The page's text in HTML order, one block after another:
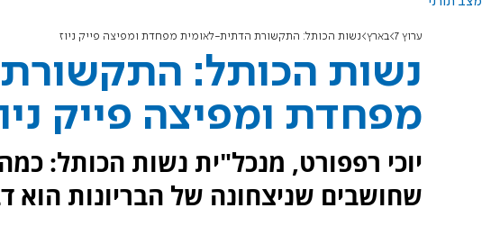
ערוץ 7 בארץ נשות הכותל: התקשורת הדתית-לאומית מפחדת ומפיצה פייק ניוז
נשות הכותל:
מפחדת ומפיצה פייק
יוכי רפפורט, מנכל"ית נשות הכותל:
שחושבים שניצחונה של הבריונות הוא